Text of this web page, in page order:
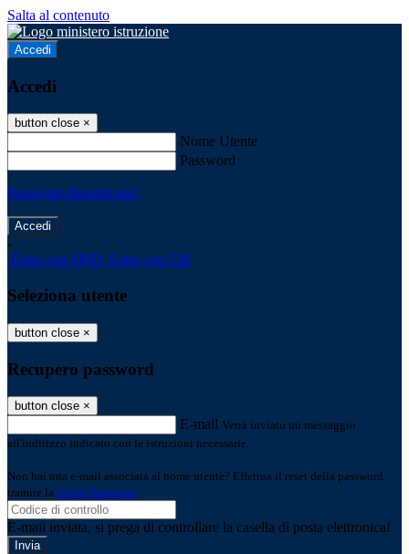
Salta al contenuto
Accedi
Accedi
button close ×
Nome Utente
Password
Password dimenticata?
-
Entra con SPID Entra con CIE
Seleziona utente
button close ×
Recupero password
button close ×
E-mail Verrà inviato un messaggio
all'indirizzo indicato con le istruzioni necessarie.
Non hai una e-mail associata al nome utente? Effettua il reset della password
tramite la Login Spaggiari
E-mail inviata, si prega di controllare la casella di posta elettronica!